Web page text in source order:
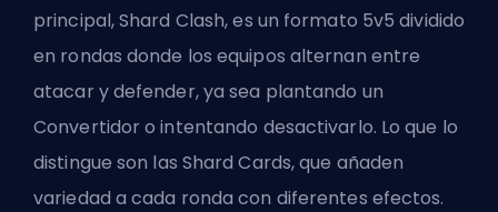
principal, Shard Clash, es un formato 5v5 dividido
en rondas donde los equipos alternan entre
atacar y defender, ya sea plantando un
Convertidor o intentando desactivarlo. Lo que lo
distingue son las Shard Cards, que añaden
variedad a cada ronda con diferentes efectos.